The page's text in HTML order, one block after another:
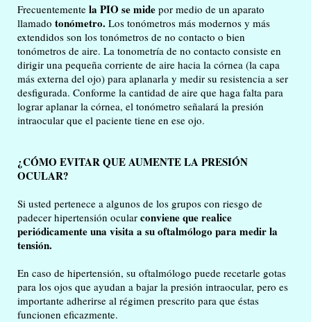
Frecuentemente la PIO se mide por medio de un aparato
llamado tonómetro. Los tonómetros más modernos y más
extendidos son los tonómetros de no contacto o bien
tonómetros de aire. La tonometría de no contacto consiste en
dirigir una pequeña corriente de aire hacia la córnea (la capa
más externa del ojo) para aplanarla y medir su resistencia a ser
desfigurada. Conforme la cantidad de aire que haga falta para
lograr aplanar la córnea, el tonómetro señalará la presión
intraocular que el paciente tiene en ese ojo.
¿CÓMO EVITAR QUE AUMENTE LA PRESIÓN
OCULAR?
Si usted pertenece a algunos de los grupos con riesgo de
padecer hipertensión ocular conviene que realice
periódicamente una visita a su oftalmólogo para medir la
tensión.
En caso de hipertensión, su oftalmólogo puede recetarle gotas
para los ojos que ayudan a bajar la presión intraocular, pero es
importante adherirse al régimen prescrito para que éstas
funcionen eficazmente.